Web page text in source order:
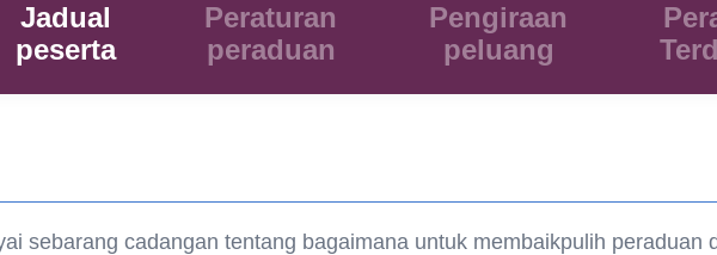
Jadual
peserta
Peraturan
peraduan
Pengiraan
peluang
sebarang cadangan tentang bagaimana untuk membaikpulih peraduan